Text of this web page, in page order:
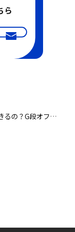
ら
ット印刷諦めていませんか？